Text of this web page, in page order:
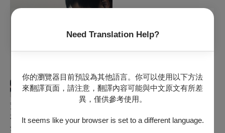
Need Translation Help?
你的瀏覽器目前預設為其他語言。你可以使用以下方法
來翻譯頁面，請注意，翻譯內容可能與中文原文有所差
異，僅供參考使用。
It seems like your browser is set to a different language.
荒謬喜劇遇上實驗音樂，一場顛覆想像的劇場饗宴
本劇的音樂設計－李世揚，曾獲金音獎最佳爵士專輯、最佳爵
士單曲、最佳樂手獎，以及美國 New York City Jazz Record